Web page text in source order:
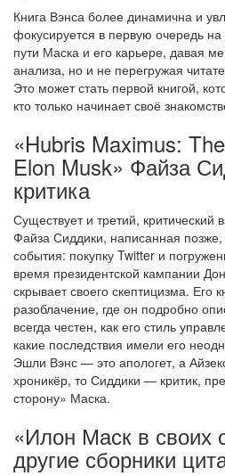
Книга Вэнса более динамична и
фокусируется в первую очередь
пути Маска и его карьере, давая
анализа, но и не перегружая
Это может стать первой книгой,
кто только начинает своё
«Hubris Maximus:
Elon Musk» Файза
критика
Существует и третий, критический
Файза Сиддики, написанная
события: покупку Twitter и
время президентской кампании
скрывает своего скептицизма. Его
разоблачение, где он подробно
всегда честен, как его стиль
какие последствия имели его
Эшли Вэнс — это апологет, а
хроникёр, то Сиддики — критик,
сторону» Маска.
«Илон Маск в своих
другие сборники